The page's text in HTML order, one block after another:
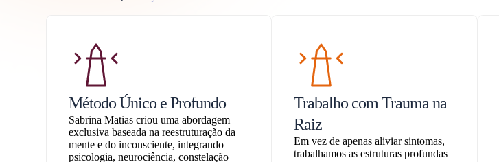
Método Único e Profundo
Sabrina Matias criou uma abordagem
exclusiva baseada na reestruturação da
mente e do inconsciente, integrando
psicologia, neurociência, constelação
Trabalho com Trauma na
Raiz
Em vez de apenas aliviar sintomas,
trabalhamos as estruturas profundas